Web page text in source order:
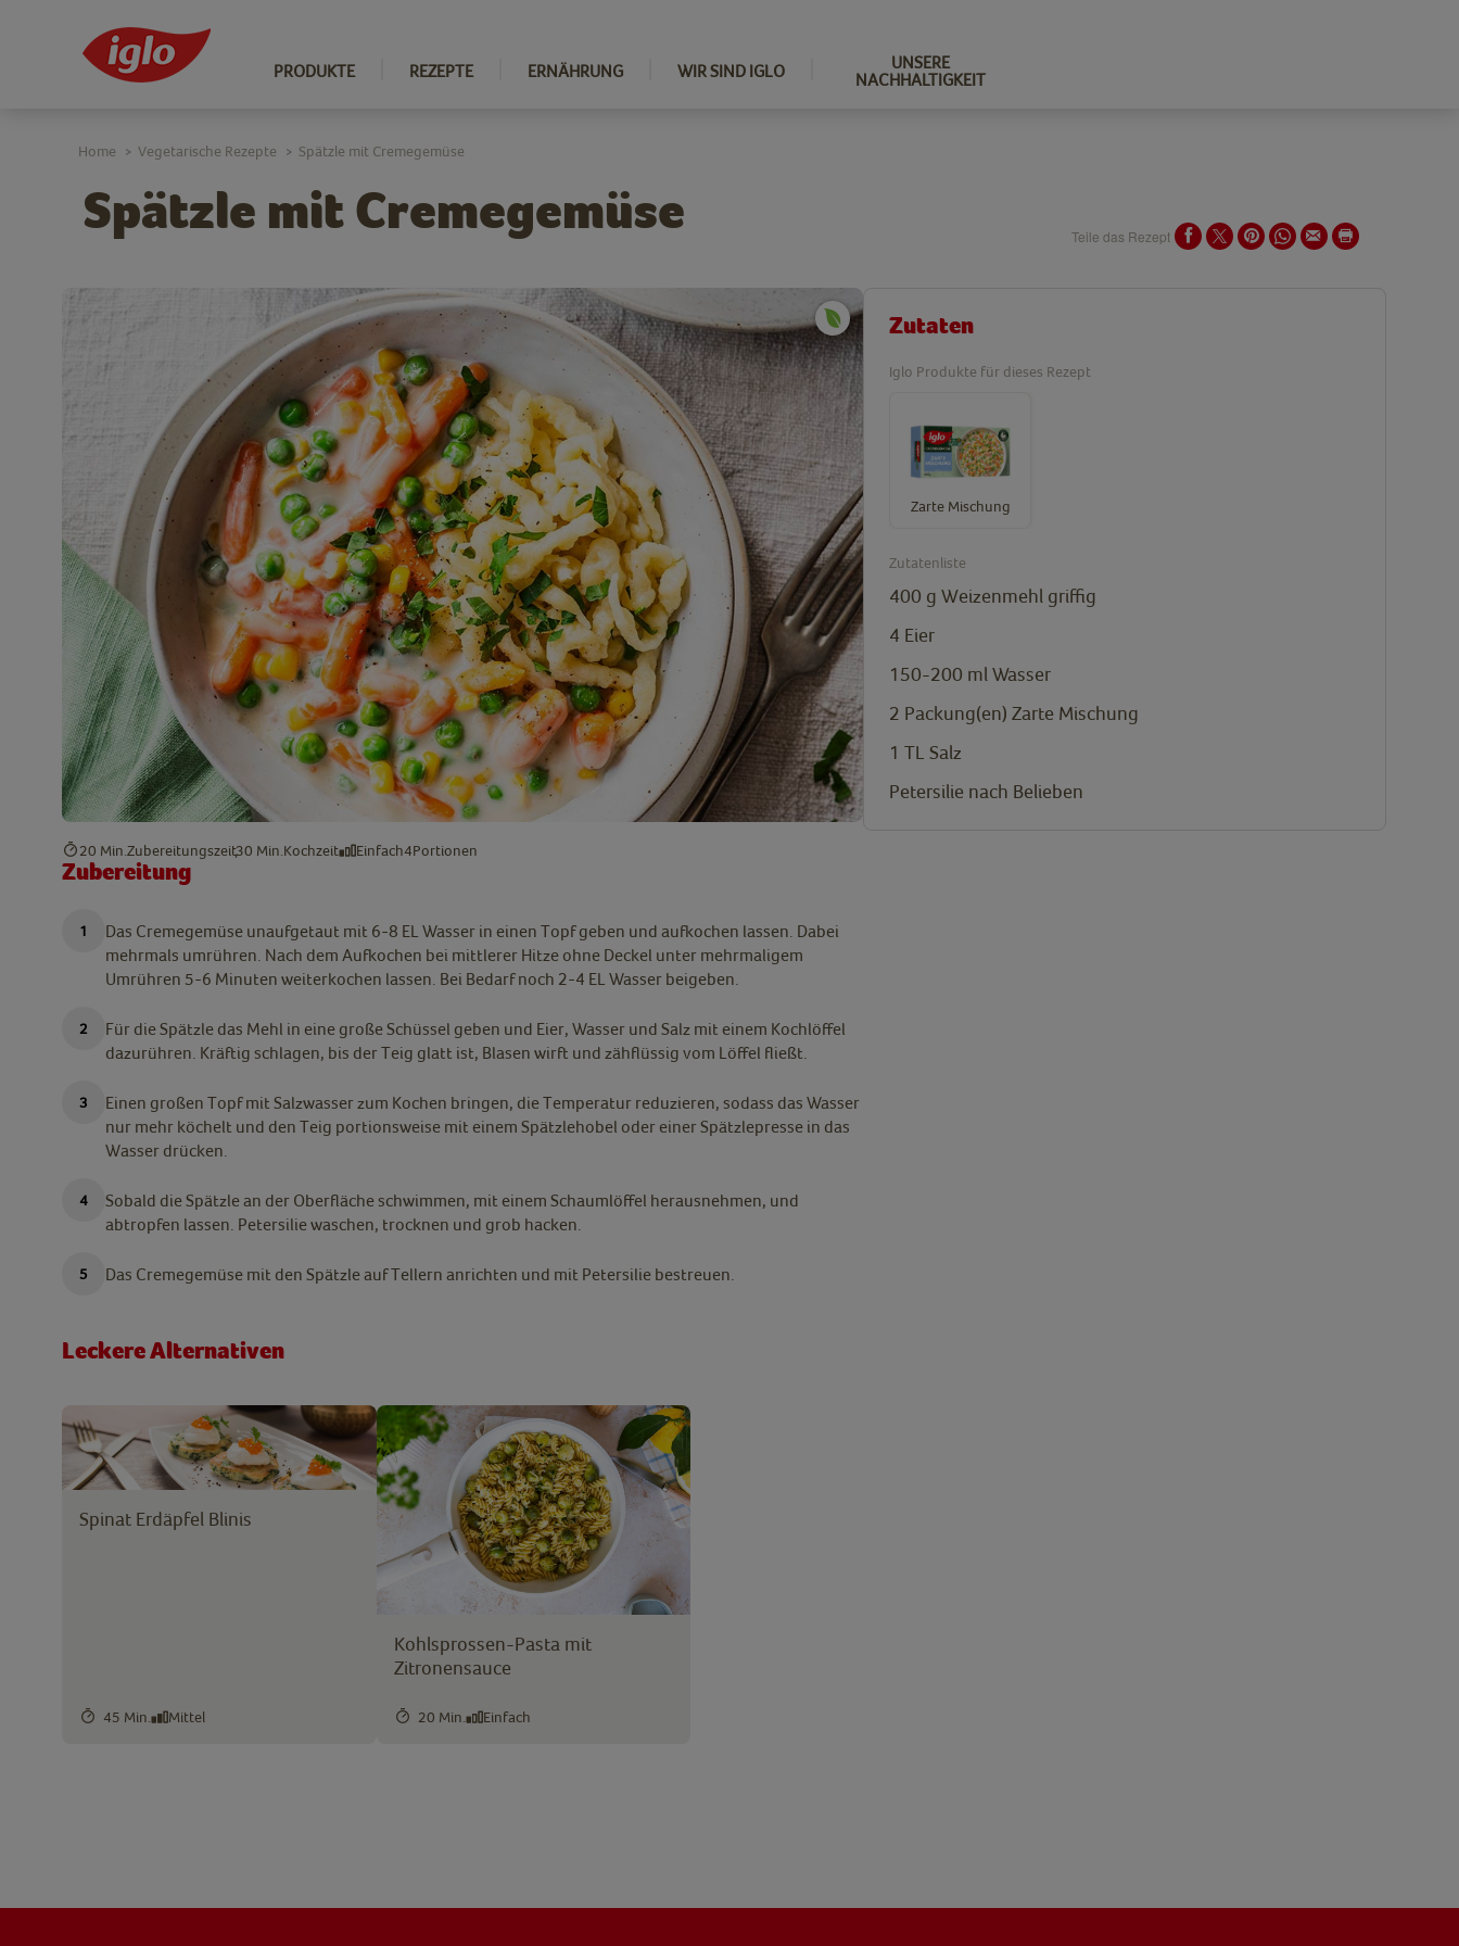
PRODUKTE REZEPTE ERNÄHRUNG WIR SIND IGLO
UNSERE
NACHHALTIGKEIT
Spätzle mit Cremegemüse Teile das Rezept
Home > Vegetarische Rezepte > Spätzle mit Cremegemüse
20 Min. Zubereitungszeit30 Min. Kochzeit Einfach4Portionen
Zubereitung
Das Cremegemüse unaufgetaut mit 6-8 EL Wasser in einen Topf geben und aufkochen lassen. Dabei
mehrmals umrühren. Nach dem Aufkochen bei mittlerer Hitze ohne Deckel unter mehrmaligem
Umrühren 5-6 Minuten weiterkochen lassen. Bei Bedarf noch 2-4 EL Wasser beigeben.
Für die Spätzle das Mehl in eine große Schüssel geben und Eier, Wasser und Salz mit einem Kochlöffel
dazurühren. Kräftig schlagen, bis der Teig glatt ist, Blasen wirft und zähflüssig vom Löffel fließt.
Einen großen Topf mit Salzwasser zum Kochen bringen, die Temperatur reduzieren, sodass das Wasser
nur mehr köchelt und den Teig portionsweise mit einem Spätzlehobel oder einer Spätzlepresse in das
Wasser drücken.
Sobald die Spätzle an der Oberfläche schwimmen, mit einem Schaumlöffel herausnehmen, und
abtropfen lassen. Petersilie waschen, trocknen und grob hacken.
Das Cremegemüse mit den Spätzle auf Tellern anrichten und mit Petersilie bestreuen.
Zutaten
Iglo Produkte für dieses Rezept
Zarte Mischung
Zutatenliste
400 g Weizenmehl griffig
4 Eier
150-200 ml Wasser
2 Packung(en) Zarte Mischung
1 TL Salz
Petersilie nach Belieben
Leckere Alternativen
Spinat Erdäpfel Blinis
45 Min. Mittel
Kohlsprossen-Pasta mit
Zitronensauce
20 Min. Einfach